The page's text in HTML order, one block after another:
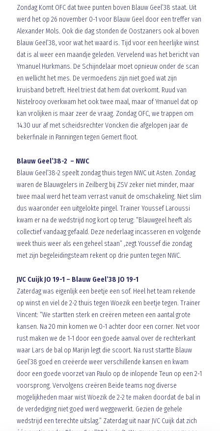
Zondag Komt OFC dat twee punten boven Blauw Geel’38 staat. Uit
werd het op 26 november 0-1 voor Blauw Geel door een treffer van
Alexander Mols. Ook die dag stonden de Oostzaners ook al boven
Blauw Geel’38, voor wat het waard is. Tijd voor een heerlijke winst
dat is al weer een maandje geleden. Vervelend was het bericht van
Ymanuel Hurkmans. De Schijndelaar moet opnieuw onder de scan
en wellicht het mes. De vermoedens zijn niet goed wat zijn
kruisband betreft. Heel triest dat hem dat overkomt. Ruud van
Nistelrooy overkwam het ook twee maal, maar of Ymanuel dat op
kan vrolijken is maar zeer de vraag. Zondag OFC, we trappen om
14.30 uur af met scheidsrechter Voncken die afgelopen jaar de
bekerfinale in Panningen tegen Gemert floot.
Blauw Geel’38-2 – NWC
Blauw Geel’38-2 speelt zondag thuis tegen NWC uit Asten. Zondag
waren de Blauwgelers in Zeilberg bij ZSV zeker niet minder, maar
twee maal werd het team verrast vanuit de omschakeling. Niet slim
dus waaronder een uitgelokte pingel. Trainer Youssef Laroussi
kwam er na de wedstrijd nog kort op terug: “Blauwgeel heeft als
collectief vandaag gefaald. Deze nederlaag incasseren en volgende
week thuis weer als een geheel staan” ,zegt Youssef die zondag
met zijn begeleidingsteam rekent op drie punten tegen NWC.
JVC Cuijk JO 19-1 – Blauw Geel’38 JO 19-1
Zaterdag was eigenlijk een beetje een sof. Heel het team rekende
op winst en viel de 2-2 thuis tegen Woezik een beetje tegen. Trainer
Vincent: “We startten sterk en creëren meteen een aantal grote
kansen. Na 20 min komen we 0-1 achter door een corner. Net voor
rust maken we de 1-1 door een goede aanval over de rechterkant
waar Lars de bal op Marijn legt die scoort. Na rust startte Blauw
Geel’38 goed en creëerde weer verschillende kansen en kwam
door een goede voorzet van Paulo op de inlopende Teun op een 2-1
voorsprong. Vervolgens creëren Beide teams nog diverse
mogelijkheden maar wist Woezik de 2-2 te maken doordat de bal in
de verdediging niet goed werd weggewerkt. Gezien de gehele
wedstrijd een terechte uitslag.” Zaterdag uit naar JVC Cuijk dat zich